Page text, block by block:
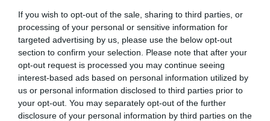
If you wish to opt-out of the sale, sharing to third parties, or
processing of your personal or sensitive information for
targeted advertising by us, please use the below opt-out
section to confirm your selection. Please note that after your
opt-out request is processed you may continue seeing
interest-based ads based on personal information utilized by
us or personal information disclosed to third parties prior to
your opt-out. You may separately opt-out of the further
disclosure of your personal information by third parties on the
10.07.2026 21:18